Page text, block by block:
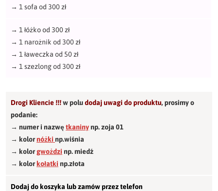
→ 1 sofa od 300 zł
→ 1 łóżko od 300 zł
→ 1 narożnik od 300 zł
→ 1 ławeczka od 50 zł
→ 1 szezlong od 300 zł
Drogi Kliencie !!!w poludodaj uwagi do produktu,prosimy o
podanie:
→ numer i nazwętkaninynp. zoja 01
→ kolornóżki np.wiśnia
→ kolorgwożdzi np. miedź
→ kolorkołatki np.złota
Dodaj do koszyka lub zamów przez telefon